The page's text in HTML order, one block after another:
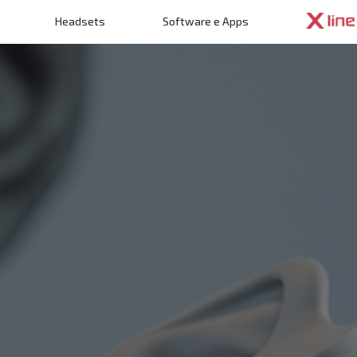
Headsets Software e Apps